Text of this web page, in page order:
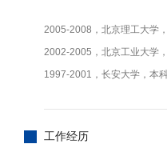
2005-2008，北京理工大学
2002-2005，北京工业大学
1997-2001，长安大学，本
工作经历